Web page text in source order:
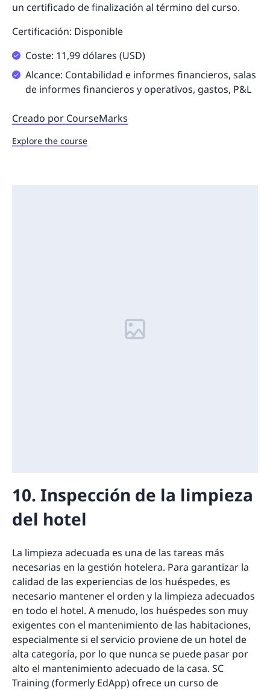
un certificado de finalización al término del curso.
Certificación: Disponible
Coste: 11,99 dólares (USD)
Alcance: Contabilidad e informes financieros, salas
de informes financieros y operativos, gastos, P&L
Creado por CourseMarks
Explore the course
10. Inspección de la limpieza
del hotel
La limpieza adecuada es una de las tareas más
necesarias en la gestión hotelera. Para garantizar la
calidad de las experiencias de los huéspedes, es
necesario mantener el orden y la limpieza adecuados
en todo el hotel. A menudo, los huéspedes son muy
exigentes con el mantenimiento de las habitaciones,
especialmente si el servicio proviene de un hotel de
alta categoría, por lo que nunca se puede pasar por
alto el mantenimiento adecuado de la casa. SC
Training (formerly EdApp) ofrece un curso de